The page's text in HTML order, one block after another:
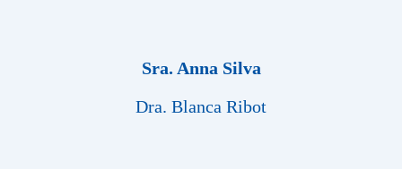
Sra. Anna Silva
Dra. Blanca Ribot